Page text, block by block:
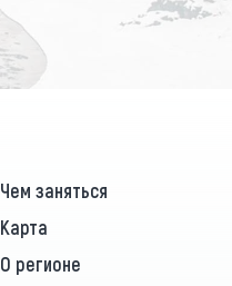
Чем заняться
Карта
О регионе